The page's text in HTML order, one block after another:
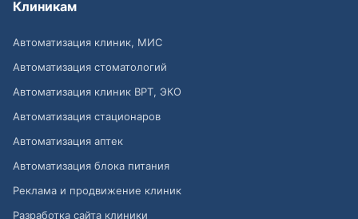
Клиникам
Автоматизация клиник, МИС
Автоматизация стоматологий
Автоматизация клиник ВРТ, ЭКО
Автоматизация стационаров
Автоматизация аптек
Автоматизация блока питания
Реклама и продвижение клиник
Разработка сайта клиники